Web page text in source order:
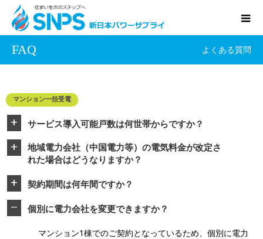
FAQ よくある質問
マンション一括受電
a サービス導入可能戸数は何世帯からですか？
a
地域電力会社（中国電力等）の電気料金が改定さ
れた場合はどうなりますか？
a 契約期間は何年間ですか？
A 個別に電力会社を変更できますか？
マンション1棟でのご契約となっているため、個別に電力